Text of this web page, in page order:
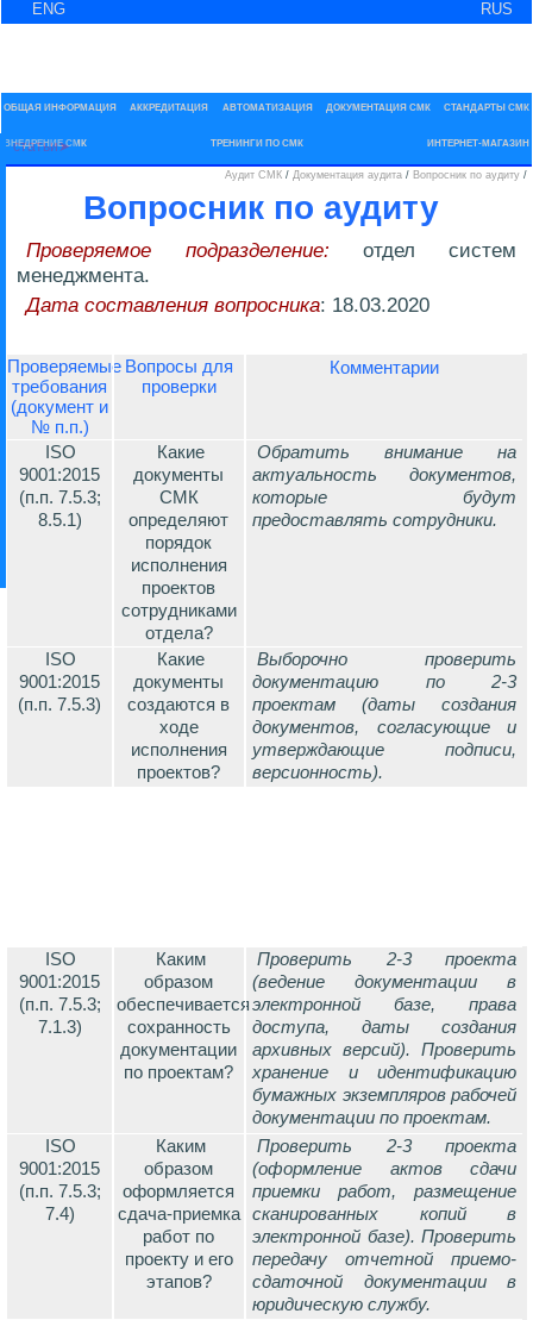
ENG RUS
ОБЩАЯ ИНФОРМАЦИЯ АККРЕДИТАЦИЯ АВТОМАТИЗАЦИЯ ДОКУМЕНТАЦИЯ СМК СТАНДАРТЫ СМК
ВНЕДРЕНИЕ СМК ТРЕНИНГИ ПО СМК ИНТЕРНЕТ-МАГАЗИН
Аудит СМК / Документация аудита / Вопросник по аудиту /
Вопросник по аудиту
Проверяемое подразделение: отдел систем
менеджмента.
Дата составления вопросника: 18.03.2020
Проверяемые
требования
(документ и
№ п.п.)
Вопросы для
проверки
Комментарии
ISO
9001:2015
(п.п. 7.5.3;
8.5.1)
Какие
документы
СМК
определяют
порядок
исполнения
проектов
сотрудниками
отдела?
Обратить внимание на
актуальность документов,
которые будут
предоставлять сотрудники.
ISO
9001:2015
(п.п. 7.5.3)
Какие
документы
создаются в
ходе
исполнения
проектов?
Выборочно проверить
документацию по 2-3
проектам (даты создания
документов, согласующие и
утверждающие подписи,
версионность).
ISO
9001:2015
(п.п. 7.5.3;
7.1.3)
Каким
образом
обеспечивается
сохранность
документации
по проектам?
Проверить 2-3 проекта
(ведение документации в
электронной базе, права
доступа, даты создания
архивных версий). Проверить
хранение и идентификацию
бумажных экземпляров рабочей
документации по проектам.
ISO
9001:2015
(п.п. 7.5.3;
7.4)
Каким
образом
оформляется
сдача-приемка
работ по
проекту и его
этапов?
Проверить 2-3 проекта
(оформление актов сдачи
приемки работ, размещение
сканированных копий в
электронной базе). Проверить
передачу отчетной приемо-
сдаточной документации в
юридическую службу.
статьи